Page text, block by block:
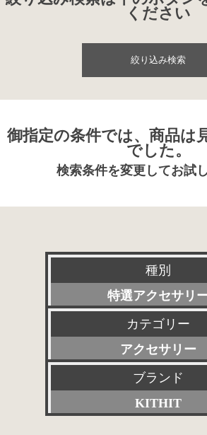
ください
絞り込み検索
御指定の条件では、商品は
でした。
検索条件を変更してお試
種別
特選アクセサリ
新品
委託販売品
特価品
その他委託販売
カテゴリー
アクセサリー
すべて
プリアンプ
ブランド
KITHIT